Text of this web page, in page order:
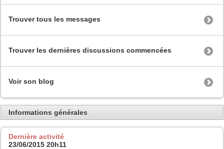
Trouver tous les messages
Trouver les dernières discussions commencées
Voir son blog
Informations générales
Dernière activité
23/06/2015 20h11